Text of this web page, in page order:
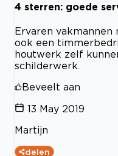
4 sterren: goede
Ervaren vakmannen
ook een
houtwerk zelf
schilderwerk.
Beveelt aan
13 May 2019
Martijn
delen